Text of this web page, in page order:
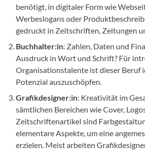
benötigt, in digitaler Form wie
Werbeslogans oder
gedruckt in Zeitschriften, Zeitungen
Buchhalter:in: Zahlen, Daten und
Ausdruck in Wort und Schrift? Für
Organisationstalente ist dieser Beruf
Potenzial auszuschöpfen.
Grafikdesigner:in: Kreativität im
sämtlichen Bereichen wie Cover,
Zeitschriftenartikel sind
elementare Aspekte, um eine
erzielen. Meist arbeiten